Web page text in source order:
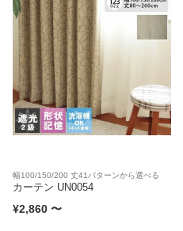
幅100/150/200 丈41パターンから選べる
カーテン UN0054
¥2,860 〜